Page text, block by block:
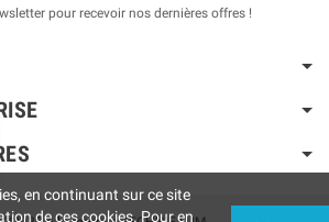
pour recevoir nos dernières offres !
en continuant sur ce site
de ces cookies. Pour en